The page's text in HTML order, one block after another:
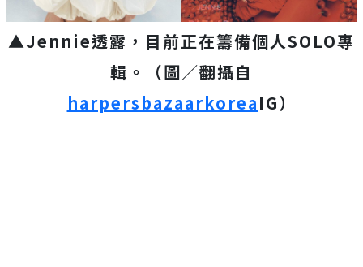
▲Jennie透露，目前正在籌備個人SOLO專
輯。（圖／翻攝自
harpersbazaarkoreaIG）